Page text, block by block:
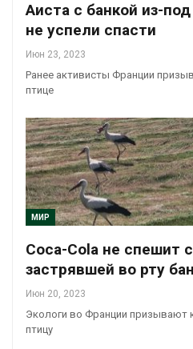
Аиста с банкой из-
не успели спасти
Июн 23, 2023
Ранее активисты Франции
птице
МИР
Coca-Cola не спешит
застрявшей во рту
Июн 20, 2023
Экологи во Франции призывают
птицу